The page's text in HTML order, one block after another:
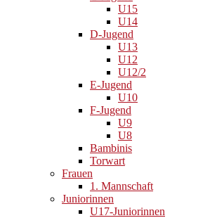
U15
U14
D-Jugend
U13
U12
U12/2
E-Jugend
U10
F-Jugend
U9
U8
Bambinis
Torwart
Frauen
1. Mannschaft
Juniorinnen
U17-Juniorinnen